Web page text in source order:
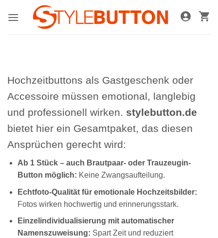
Inhalt
Hochzeitbuttons als Gastgeschenk oder
Accessoire müssen emotional, langlebig
und professionell wirken. stylebutton.de
bietet hier ein Gesamtpaket, das diesen
Ansprüchen gerecht wird:
Ab 1 Stück – auch Brautpaar- oder Trauzeugin-
Button möglich: Keine Zwangsaufteilung.
Echtfoto-Qualität für emotionale Hochzeitsbilder:
Fotos wirken hochwertig und erinnerungsstark.
Einzelindividualisierung mit automatischer
Namenszuweisung: Spart Zeit und reduziert